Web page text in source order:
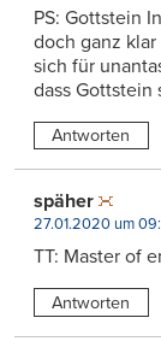
PS: Gottstein
doch ganz
sich für
dass
Antworten
späher
27.01.2020 um
TT: Master of
Antworten